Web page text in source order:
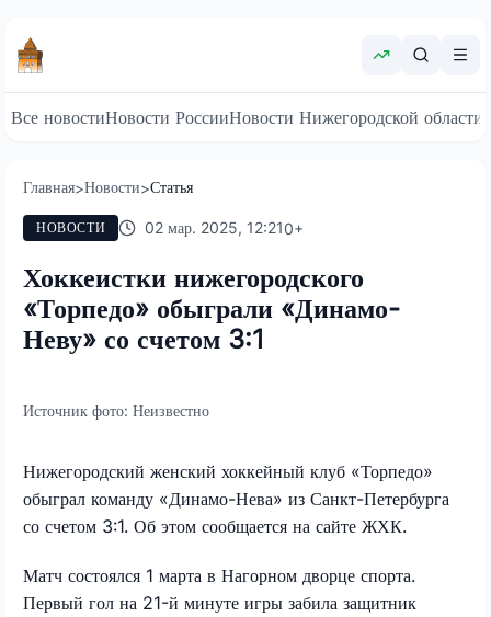
Все новостиНовости РоссииНовости Нижегородской области
Главная>Новости>Статья
НОВОСТИ 02 мар. 2025, 12:210+
Хоккеистки нижегородского
«Торпедо» обыграли «Динамо-
Неву» со счетом 3:1
Источник фото: Неизвестно
Нижегородский женский хоккейный клуб «Торпедо»
обыграл команду «Динамо-Нева» из Санкт-Петербурга
со счетом 3:1. Об этом сообщается на сайте ЖХК.
Матч состоялся 1 марта в Нагорном дворце спорта.
Первый гол на 21-й минуте игры забила защитник